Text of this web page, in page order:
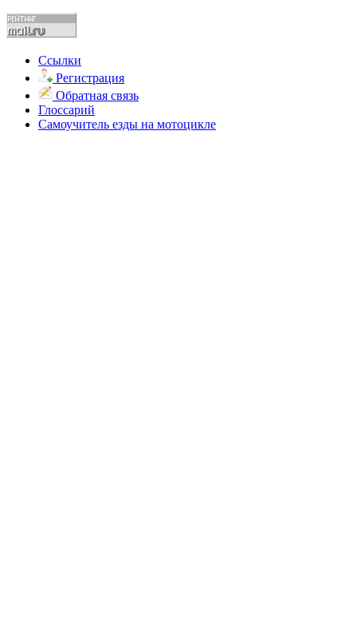
Ссылки
Регистрация
Обратная связь
Глоссарий
Самоучитель езды на мотоцикле